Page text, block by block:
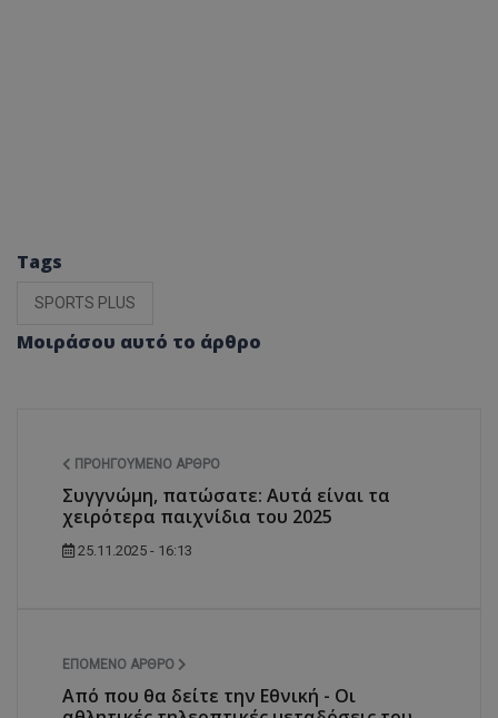
Tags
SPORTS PLUS
Μοιράσου αυτό το άρθρο
ΠΡΟΗΓΟΎΜΕΝΟ ΆΡΘΡΟ
Συγγνώμη, πατώσατε: Αυτά είναι τα
χειρότερα παιχνίδια του 2025
25.11.2025 - 16:13
ΕΠΌΜΕΝΟ ΆΡΘΡΟ
Από που θα δείτε την Εθνική - Οι